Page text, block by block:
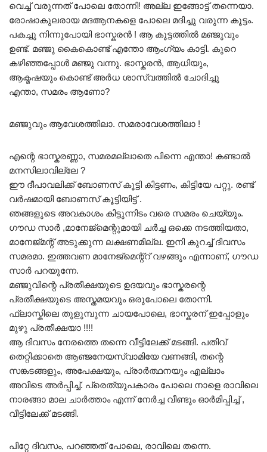
വെച്ച് വരുന്നത് പോലെ തോന്നി! അല്ല ഇങ്ങോട്ട് തന്നെയാ.
രോഷാകുലരായ മദആനകളെ പോലെ മദിച്ചു വരുന്ന കൂട്ടം.
പകച്ചു നിന്നുപോയി ഭാസ്കരൻ ! ആ കൂട്ടത്തിൽ മഞ്ജുവും
ഉണ്ട്. മഞ്ജു കൈകൊണ്ട് എന്തോ ആംഗ്യം കാട്ടി. കുറെ
കഴിഞ്ഞപ്പോൾ മഞ്ജു വന്നു. ഭാസ്കരൻ, ആധിയും,
ആക്മഷയും കൊണ്ട് അർധ ശാസ്വത്തിൽ ചോദിച്ചു
എന്താ, സമരം ആണോ?
മഞ്ജുവും ആവേശത്തിലാ. സമരാവേശത്തിലാ !
എന്റെ ഭാസ്കരണ്ണാ, സമരമല്ലാതെ പിന്നെ എന്താ! കണ്ടാൽ
മനസിലാവില്ലേ ?
ഈ ദീപാവലിക്ക് ബോണസ് കൂട്ടി കിട്ടണം, കിട്ടിയേ പറ്റു. രണ്ട്
വർഷമായി ബോണസ് കൂട്ടിയിട്ട് .
ഞങ്ങളുടെ അവകാശം കിട്ടുന്നിടം വരെ സമരം ചെയ്യും.
ഗൗഡ സാർ ,മാനേജ്‍മെന്റുമായി ചർച്ച ഒക്കെ നടത്തിയതാ,
മാനേജ്‌മന്റ് അടുക്കുന്ന ലക്ഷണമില്ല. ഇനി കുറച്ച് ദിവസം
സമരമാ. ഇത്തവണ മാനേജ്‌മെന്റ്റ് വഴങ്ങും എന്നാണ്, ഗൗഡ
സാർ പറയുന്നേ.
മഞ്ജുവിന്റെ പ്രതീക്ഷയുടെ ഉദയവും ഭാസ്കരന്റെ
പ്രതീക്ഷയുടെ അസ്തമയവും ഒരുപോലെ തോന്നി.
ഫ്ലാസ്കിലെ തുളുമ്പുന്ന ചായപോലെ, ഭാസ്കരന് ഇപ്പോളും
മുഴു പ്രതീക്ഷയാ !!!!
ആ ദിവസം നേരത്തെ തന്നെ വീട്ടിലേക്ക് മടങ്ങി. പതിവ്
തെറ്റിക്കാതെ ആഞ്ജനേയസ്വാമിയേ വണങ്ങി, തന്റെ
സങ്കടങ്ങളും, അപേക്ഷയും, പ്രാർത്ഥനയും എല്ലാം
അവിടെ അർപ്പിച്ച്. പ്രെത്യുപകാരം പോലെ നാളെ രാവിലെ
നാരങ്ങാ മാല ചാർത്താം എന്ന് നേർച്ച വീണ്ടും ഓർമിപ്പിച്ച് ,
വീട്ടിലേക്ക് മടങ്ങി.
പിറ്റേ ദിവസം, പറഞ്ഞത് പോലെ, രാവിലെ തന്നെ.